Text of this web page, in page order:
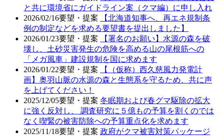
と共に環境省にガイドライン案（クマ編）に申し入れ
2026/02/16要望・提案
【北海道知事へ、再エネ規制条
例の制定などを求める要望書を提出しました】
2026/01/23要望・提案
【署名のお願い】水源の森を破
壊し、土砂災害発生の危険を高める山の尾根筋への
「メガ風車」建設規制を国に求めます
2026/01/22要望・提案
【（仮称）西久慈風力発電計
画】奥羽山脈の水源の森と生態系を守るため、共に声
を上げてください！
2025/12/05要望・提案 冬眠期および春グマ駆除の拡大
に強く反対し、 調査研究に５億もの予算を割くのでは
なく喫緊の被害防除への予算重点化を求めます
2025/11/18要望・提案 政府がクマ被害対策パッケージ